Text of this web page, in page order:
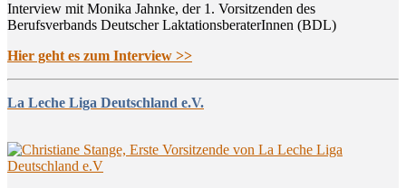
Interview mit Monika Jahnke, der 1. Vorsitzenden des
Berufsverbands Deutscher LaktationsberaterInnen (BDL)
Hier geht es zum Interview >>
La Leche Liga Deutschland e.V.